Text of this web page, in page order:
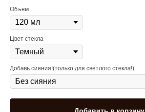
Объем
Цвет стекла
Добавь сияния!(только для светлого стекла!)